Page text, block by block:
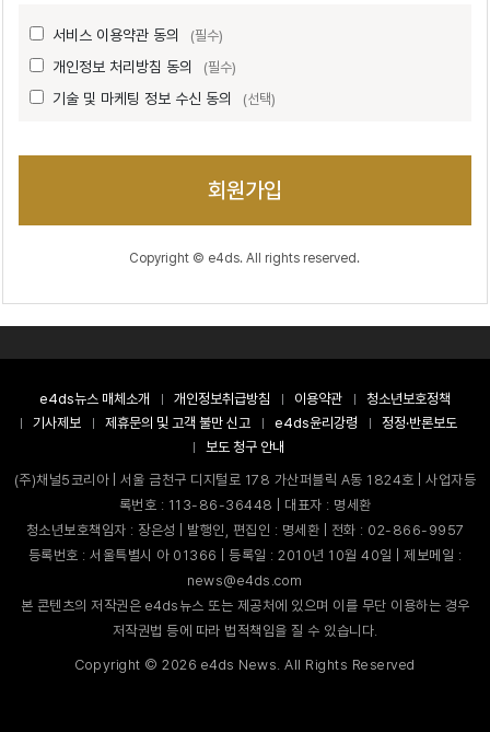
서비스 이용약관 동의 (필수)
개인정보 처리방침 동의 (필수)
기술 및 마케팅 정보 수신 동의 (선택)
회원가입
Copyright © e4ds. All rights reserved.
e4ds뉴스 매체소개 개인정보취급방침 이용약관
청소년보호정책
기사제보
제휴문의 및 고객 불만 신고 e4ds윤리강령
정정·반론보도
보도 청구 안내
(주)채널5코리아 | 서울 금천구 디지털로 178 가산퍼블릭 A동 1824호 | 사업자등
록번호 : 113-86-36448 | 대표자 : 명세환
청소년보호책임자 : 장은성 | 발행인, 편집인 : 명세환 | 전화 : 02-866-9957
등록번호 : 서울특별시 아 01366 | 등록일 : 2010년 10월 40일 | 제보메일 :
news@e4ds.com
본 콘텐츠의 저작권은 e4ds뉴스 또는 제공처에 있으며 이를 무단 이용하는 경우
저작권법 등에 따라 법적책임을 질 수 있습니다.
Copyright ©2026 e4ds News. All Rights Reserved